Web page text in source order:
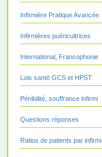
Infirmière Pratique Avancée
Infirmières puéricultrices
International, Francophonie
Lois santé GCS et HPST
Pénibilité, souffrance infirmi
Questions réponses
Ratios de patients par infirmi